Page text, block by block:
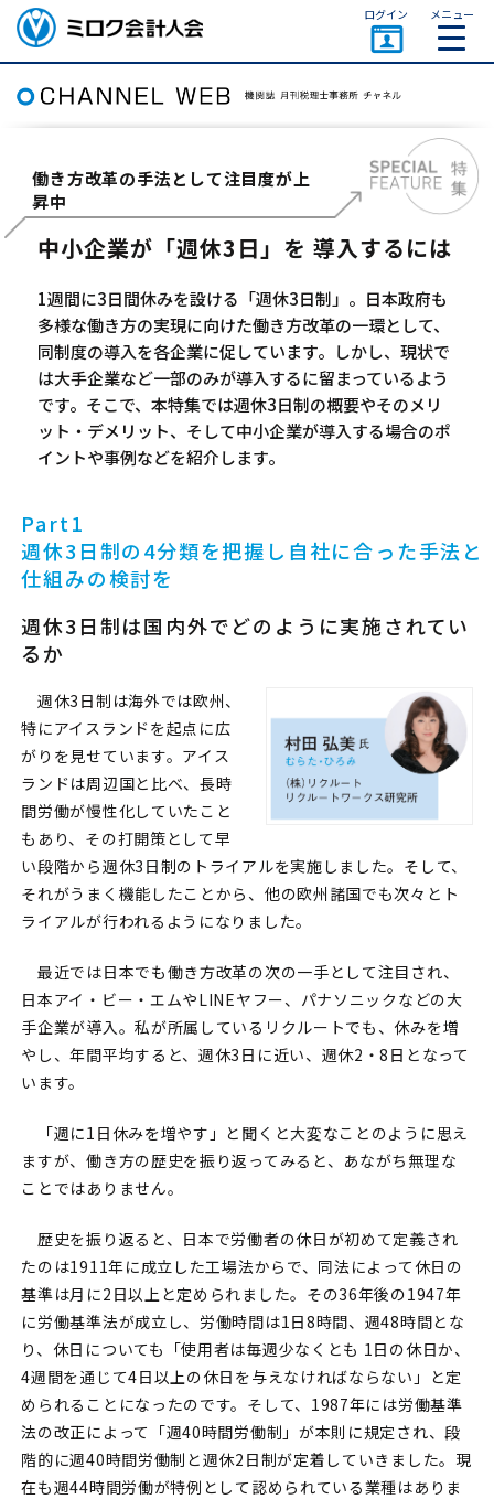
ミロク会計人会 MIROKU
ACCOUNTING PERSON
ASSOCIATION
ログイン メニュー
働き方改革の手法として注目度が上
昇中
中小企業が「週休3日」を 導入するには
1週間に3日間休みを設ける「週休3日制」。日本政府も
多様な働き方の実現に向けた働き方改革の一環として、
同制度の導入を各企業に促しています。しかし、現状で
は大手企業など一部のみが導入するに留まっているよう
です。そこで、本特集では週休3日制の概要やそのメリ
ット・デメリット、そして中小企業が導入する場合のポ
イントや事例などを紹介します。
Part1
週休3日制の4分類を把握し自社に合った手法と
仕組みの検討を
週休3日制は国内外でどのように実施されてい
るか
週休3日制は海外では欧州、
特にアイスランドを起点に広
がりを見せています。アイス
ランドは周辺国と比べ、長時
間労働が慢性化していたこと
もあり、その打開策として早
い段階から週休3日制のトライアルを実施しました。そして、
それがうまく機能したことから、他の欧州諸国でも次々とト
ライアルが行われるようになりました。
最近では日本でも働き方改革の次の一手として注目され、
日本アイ・ビー・エムやLINEヤフー、パナソニックなどの大
手企業が導入。私が所属しているリクルートでも、休みを増
やし、年間平均すると、週休3日に近い、週休2・8日となって
います。
「週に1日休みを増やす」と聞くと大変なことのように思え
ますが、働き方の歴史を振り返ってみると、あながち無理な
ことではありません。
歴史を振り返ると、日本で労働者の休日が初めて定義され
たのは1911年に成立した工場法からで、同法によって休日の
基準は月に2日以上と定められました。その36年後の1947年
に労働基準法が成立し、労働時間は1日8時間、週48時間とな
り、休日についても「使用者は毎週少なくとも 1日の休日か、
4週間を通じて4日以上の休日を与えなければならない」と定
められることになったのです。そして、1987年には労働基準
法の改正によって「週40時間労働制」が本則に規定され、段
階的に週40時間労働制と週休2日制が定着していきました。現
在も週44時間労働が特例として認められている業種はありま